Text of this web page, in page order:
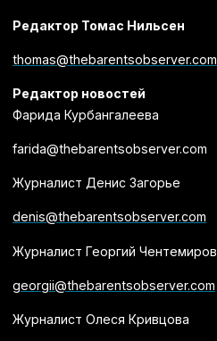
Редактор Томас Нильсен
thomas@thebarentsobserver.com
Редактор новостей
Фарида Курбангалеева
farida@thebarentsobserver.com
Журналист Денис Загорье
denis@thebarentsobserver.com
Журналист Георгий Чентемиров
georgii@thebarentsobserver.com
Журналист Олеся Кривцова